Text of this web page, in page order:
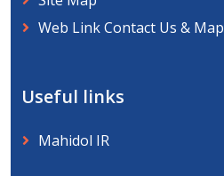
Web Link Contact Us & Map
Useful links
Mahidol IR